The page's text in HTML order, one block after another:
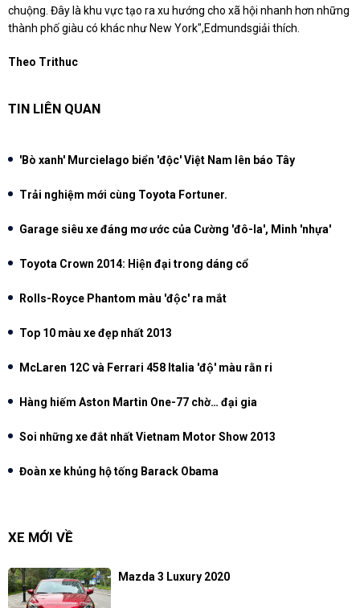
chuộng. Đây là khu vực tạo ra xu hướng cho xã hội nhanh hơn những
thành phố giàu có khác như New York",Edmundsgiải thích.
Theo Trithuc
TIN LIÊN QUAN
'Bò xanh' Murcielago biển 'độc' Việt Nam lên báo Tây
Trải nghiệm mới cùng Toyota Fortuner.
Garage siêu xe đáng mơ ước của Cường 'đô-la', Minh 'nhựa'
Toyota Crown 2014: Hiện đại trong dáng cổ
Rolls-Royce Phantom màu 'độc' ra mắt
Top 10 màu xe đẹp nhất 2013
McLaren 12C và Ferrari 458 Italia 'độ' màu rằn ri
Hàng hiếm Aston Martin One-77 chờ… đại gia
Soi những xe đắt nhất Vietnam Motor Show 2013
Đoàn xe khủng hộ tống Barack Obama
XE MỚI VỀ
Mazda 3 Luxury 2020